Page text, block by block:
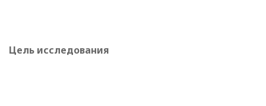
Цель исследования